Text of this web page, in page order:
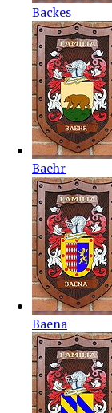
Backes
Baehr
Baena